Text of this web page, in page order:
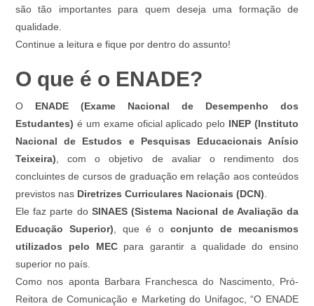
são tão importantes para quem deseja uma formação de
qualidade.
Continue a leitura e fique por dentro do assunto!
O que é o ENADE?
O ENADE (Exame Nacional de Desempenho dos
Estudantes) é um exame oficial aplicado pelo INEP (Instituto
Nacional de Estudos e Pesquisas Educacionais Anísio
Teixeira), com o objetivo de avaliar o rendimento dos
concluintes de cursos de graduação em relação aos conteúdos
previstos nas Diretrizes Curriculares Nacionais (DCN).
Ele faz parte do SINAES (Sistema Nacional de Avaliação da
Educação Superior), que é o conjunto de mecanismos
utilizados pelo MECpara garantir a qualidade do ensino
superior no país.
Como nos aponta Barbara Franchesca do Nascimento, Pró-
Reitora de Comunicação e Marketing do Unifagoc, “O ENADE